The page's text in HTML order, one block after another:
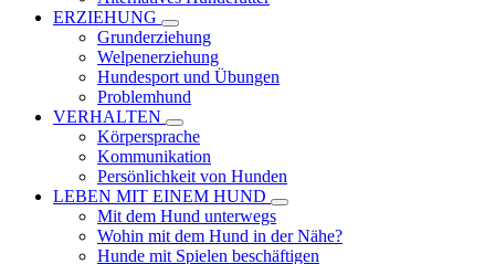
ERZIEHUNG
Grunderziehung
Welpenerziehung
Hundesport und Übungen
Problemhund
VERHALTEN
Körpersprache
Kommunikation
Persönlichkeit von Hunden
LEBEN MIT EINEM HUND
Mit dem Hund unterwegs
Wohin mit dem Hund in der Nähe?
Hunde mit Spielen beschäftigen